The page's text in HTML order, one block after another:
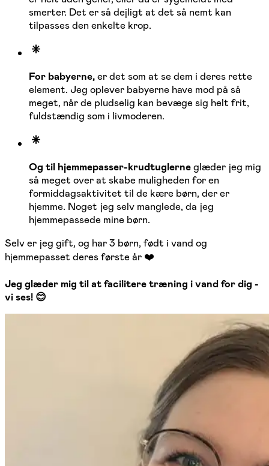
smerter. Det er så dejligt at det så nemt kan
tilpasses den enkelte krop.
For babyerne,er det som at se dem i deres rette
element. Jeg oplever babyerne have mod på så
meget, når de pludselig kan bevæge sig helt frit,
fuldstændig som i livmoderen.
Og til hjemmepasser-krudtuglerneglæder jeg mig
så meget over at skabe muligheden for en
formiddagsaktivitet til de kære børn, der er
hjemme. Noget jeg selv manglede, da jeg
hjemmepassede mine børn.
Selv er jeg gift, og har 3 børn, født i vand og
hjemmepasset deres første år ❤️
Jeg glæder mig til at facilitere træning i vand for dig -
vi ses! 😊